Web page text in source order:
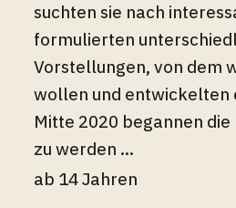
suchten sie nach
formulierten
Vorstellungen, von dem
wollen und entwickelten
Mitte 2020 begannen
zu werden ...
ab 14 Jahren